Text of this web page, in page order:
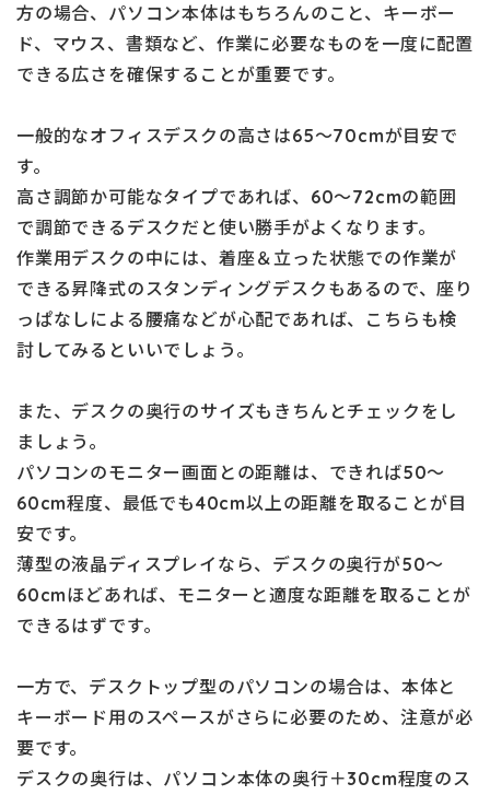
方の場合、パソコン本体はもちろんのこと、キーボー
ド、マウス、書類など、作業に必要なものを一度に配置
できる広さを確保することが重要です。
一般的なオフィスデスクの高さは65～70cmが目安で
す。
高さ調節か可能なタイプであれば、60～72cmの範囲
で調節できるデスクだと使い勝手がよくなります。
作業用デスクの中には、着座＆立った状態での作業が
できる昇降式のスタンディングデスクもあるので、座り
っぱなしによる腰痛などが心配であれば、こちらも検
討してみるといいでしょう。
また、デスクの奥行のサイズもきちんとチェックをし
ましょう。
パソコンのモニター画面との距離は、できれば50～
60cm程度、最低でも40cm以上の距離を取ることが目
安です。
薄型の液晶ディスプレイなら、デスクの奥行が50～
60cmほどあれば、モニターと適度な距離を取ることが
できるはずです。
一方で、デスクトップ型のパソコンの場合は、本体と
キーボード用のスペースがさらに必要のため、注意が必
要です。
デスクの奥行は、パソコン本体の奥行＋30cm程度のス